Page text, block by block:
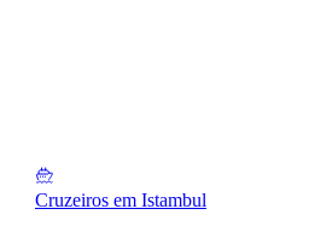
Cruzeiros em Istambul